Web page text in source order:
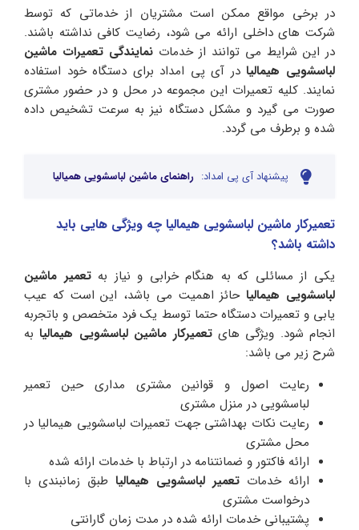
در برخی مواقع ممکن است مشتریان از خدماتی که توسط
شرکت های داخلی ارائه می شود، رضایت کافی نداشته باشند.
در این شرایط می توانند از خدمات نمایندگی تعمیرات ماشین
لباسشویی هیمالیادر آی پی امداد برای دستگاه خود استفاده
نمایند. کلیه تعمیرات این مجموعه در محل و در حضور مشتری
صورت می گیرد و مشکل دستگاه نیز به سرعت تشخیص داده
شده و برطرف می گردد.
پیشنهاد آی پی امداد: راهنمای ماشین لباسشویی همیالیا
تعمیرکار ماشین لباسشویی هیمالیا چه ویژگی هایی باید
داشته باشد؟
یکی از مسائلی که به هنگام خرابی و نیاز بهتعمیر ماشین
لباسشویی هیمالیاحائز اهمیت می باشد، این است که عیب
یابی و تعمیرات دستگاه حتما توسط یک فرد متخصص و باتجربه
انجام شود. ویژگی هایتعمیرکار ماشین لباسشویی هیمالیابه
شرح زیر می باشد:
رعایت اصول و قوانین مشتری مداری حین تعمیر
لباسشویی در منزل مشتری
رعایت نکات بهداشتی جهت تعمیرات لباسشویی هیمالیا در
محل مشتری
ارائه فاکتور و ضمانتنامه در ارتباط با خدمات ارائه شده
ارائه خدمات تعمیر لباسشویی هیمالیا طبق زمانبندی با
درخواست مشتری
پشتیبانی خدمات ارائه شده در مدت زمان گارانتی